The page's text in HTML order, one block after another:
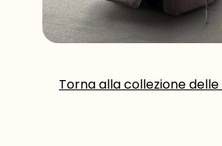
Torna alla collezione